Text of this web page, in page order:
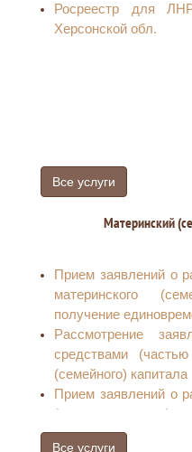
Росреестр для
Херсонской обл.
Все услуги
Материнский
Прием заявлений о
материнского
получение
Рассмотрение
средствами
(семейного) капитала
Прием заявлений о
(частью средств)
капитала на
Все услуги